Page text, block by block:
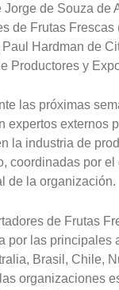
de Souza de
de Frutas
Hardman de
Productores y
las próximas
externos
la industria de
coordinadas por
de la organización.
de Frutas
por las
Brasil, Chile,
organizaciones